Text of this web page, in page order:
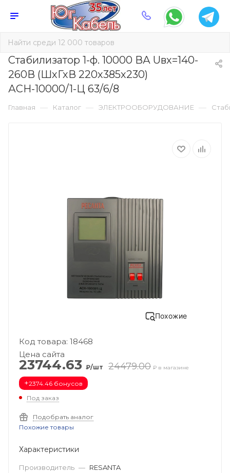
Стабилизатор 1-ф. 10000 ВА Uвх=140-
260В (ШхГхВ 220х385х230)
АСН-10000/1-Ц 63/6/8
Главная — Каталог — ЭЛЕКТРООБОРУДОВАНИЕ —
Похожие
Код товара: 18468
Цена сайта
23744.63 ₽/шт 24479.00 ₽ в магазине
+2374.46 бонусов
Под заказ
Подобрать аналог
Похожие товары
Характеристики
Производитель — RESANTA